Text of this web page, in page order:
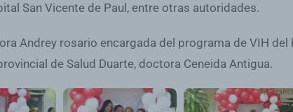
San Vicente de Paul, entre otras autoridades.
Andrey rosario encargada del programa de VIH
de Salud Duarte, doctora Ceneida Antigua.